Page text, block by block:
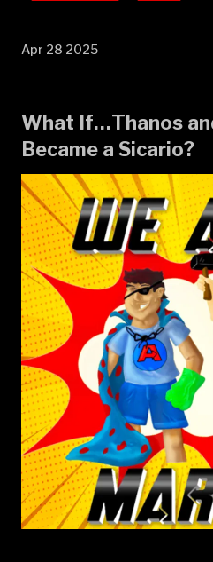
Apr 28 2025
What If…Thanos
Became a Sicario?